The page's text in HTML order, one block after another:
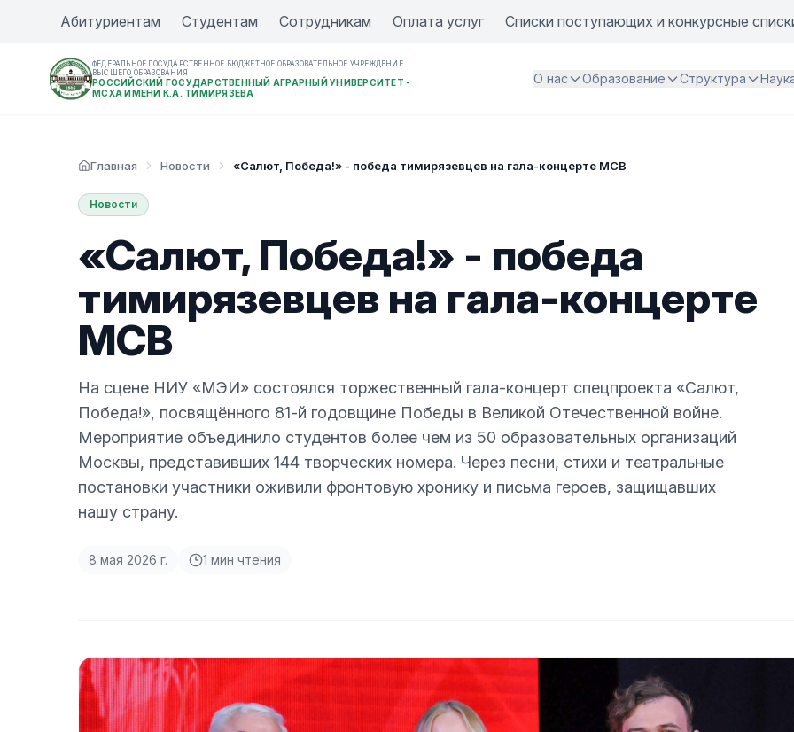
Абитуриентам Студентам Сотрудникам Оплата услуг Списки поступающих и конкурсные
ФЕДЕРАЛЬНОЕ ГОСУДАРСТВЕННОЕ БЮДЖЕТНОЕ ОБРАЗОВАТЕЛЬНОЕ УЧРЕЖДЕНИЕ
ВЫСШЕГО ОБРАЗОВАНИЯ
РОССИЙСКИЙ ГОСУДАРСТВЕННЫЙ АГРАРНЫЙ УНИВЕРСИТЕТ -
МСХА ИМЕНИ К.А. ТИМИРЯЗЕВА
О нас Образование Структура
Главная Новости «Салют, Победа!» - победа тимирязевцев на гала-концерте МСВ
Новости
«Салют, Победа!» - победа
тимирязевцев на гала-концерте
МСВ
На сцене НИУ «МЭИ» состоялся торжественный гала-концерт спецпроекта «Салют,
Победа!», посвящённого 81-й годовщине Победы в Великой Отечественной войне.
Мероприятие объединило студентов более чем из 50 образовательных организаций
Москвы, представивших 144 творческих номера. Через песни, стихи и театральные
постановки участники оживили фронтовую хронику и письма героев, защищавших
нашу страну.
8 мая 2026 г. 1 мин чтения